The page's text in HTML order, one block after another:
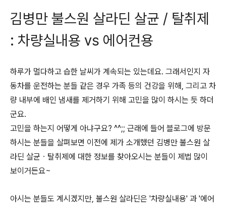
김병만 불스원 살라딘 살균 / 탈취제
: 차량실내용 vs 에어컨용
하루가 멀다하고 습한 날씨가 계속되는 있는데요. 그래서인지 자
동차를 운전하는 분들 같은 경우 가족 등의 건강을 위해, 그리고 차
량 내부에 배인 냄새를 제거하기 위해 고민을 많이 하시는 듯 하더
군요.
고민을 하는지 어떻게 아냐구요? ^^;; 근래에 들어 블로그에 방문
하시는 분들을 살펴보면 이전에 제가 소개했던 김병만 불스원 살
라딘 살균ㆍ탈취제에 대한 정보를 찾아오시는 분들이 제법 많이
보이거든요~
아시는 분들도 계시겠지만, 불스원 살라딘은 '차량실내용' 과 '에어